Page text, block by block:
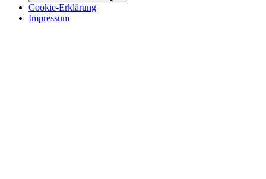
Cookie-Erklärung
Impressum